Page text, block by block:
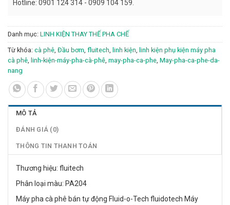
Hotline: 0901 124 314 - 0909 104 159.
Danh mục: LINH KIỆN THAY THẾ PHA CHẾ
Từ khóa: cà phê, Đầu bơm, fluitech, linh kiện, linh kiện phụ kiện máy pha
cà phê, linh-kiện-máy-pha-cà-phê, may-pha-ca-phe, May-pha-ca-phe-da-
nang
MÔ TẢ
ĐÁNH GIÁ (0)
THÔNG TIN THANH TOÁN
Thương hiệu: fluitech
Phân loại màu: PA204
Máy pha cà phê bán tự động Fluid-o-Tech fluidotech Máy